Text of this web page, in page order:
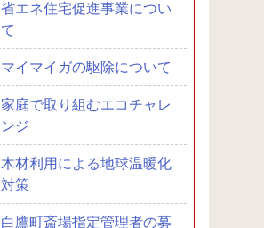
省エネ住宅促進事業につい
て
マイマイガの駆除について
家庭で取り組むエコチャレ
ンジ
木材利用による地球温暖化
対策
白鷹町斎場指定管理者の募